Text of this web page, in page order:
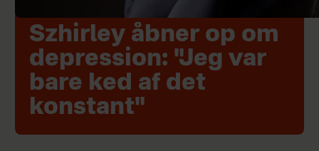
Szhirley åbner op om
depression: "Jeg var
bare ked af det
konstant"